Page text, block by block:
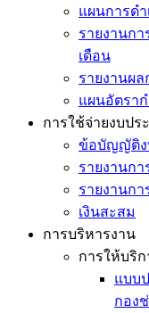
แผนการด
รายงานก
เดือน
รายงานผล
แผนอัตรา
การใช้จ่ายงบป
ข้อบัญญัติง
รายงานก
รายงานก
เงินสะสม
การบริหารงาน
การให้บริก
แบบ
กอง